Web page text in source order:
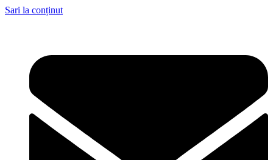
Sari la conținut